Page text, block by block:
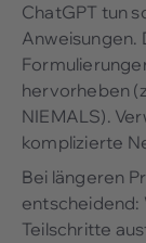
ChatGPT tun
Anweisungen.
hervorheben
NIEMALS).
komplizierte
Bei längeren
entscheidend:
Teilschritte